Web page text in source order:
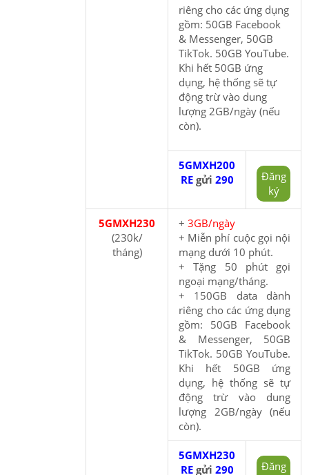
riêng cho các ứng dụng
gồm: 50GB Facebook
& Messenger, 50GB
TikTok. 50GB YouTube.
Khi hết 50GB ứng
dụng, hệ thống sẽ tự
động trừ vào dung
lượng 2GB/ngày (nếu
còn).
5GMXH200
RE gửi 290
Đăng
ký
5GMXH230
(230k/
tháng)
+ 3GB/ngày
+ Miễn phí cuộc gọi nội
mạng dưới 10 phút.
+ Tặng 50 phút gọi
ngoại mạng/tháng.
+ 150GB data dành
riêng cho các ứng dụng
gồm: 50GB Facebook
& Messenger, 50GB
TikTok. 50GB YouTube.
Khi hết 50GB ứng
dụng, hệ thống sẽ tự
động trừ vào dung
lượng 2GB/ngày (nếu
còn).
5GMXH230
RE gửi 290
Đăng